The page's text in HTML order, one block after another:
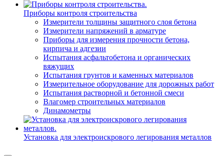
Приборы контроля строительства
Измерители толщины защитного слоя бетона
Измерители напряжений в арматуре
Приборы для измерения прочности бетона,
кирпича и адгезии
Испытания асфальтобетона и органических
вяжущих
Испытания грунтов и каменных материалов
Измерительное оборудование для дорожных работ
Испытания растворной и бетонной смеси
Влагомер строительных материалов
Динамометры
Установка для электроискрового легирования металлов